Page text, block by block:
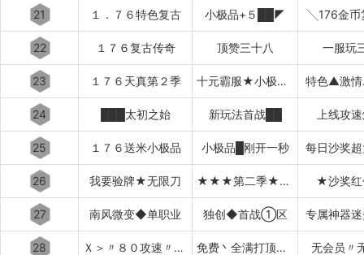
21 １．７６特色复古 小极品+５██◤ ╲176金
22 １７６复古传奇 顶赞三十八 一服玩
23 １７６天真第２季 十元霸服★小极品+７ 特色▲激
24 ███太初之始 新玩法首战██ 上线攻
25 １７６送米小极品 小极品█刚开一秒 每日沙奖
26 我要验牌★无限刀 ★★★第二季★★★ ★沙奖
27 南风微变◆单职业 独创◆首战①区 专属神器
28 Ｘ＞〃８０攻速〃＜Ｘ 免费丶全满打顶赞▂▃▅▇ 无会员〃